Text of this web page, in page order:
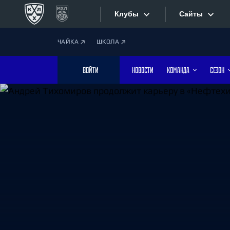
Клубы
Дивизион Боброва
Лада
Сайты
ЧАЙКА ШКОЛА
ВОЙТИ НОВОСТИ КОМАНДА СЕЗОН